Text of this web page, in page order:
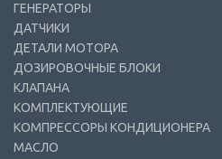
ГЕНЕРАТОРЫ
ДАТЧИКИ
ДЕТАЛИ МОТОРА
ДОЗИРОВОЧНЫЕ БЛОКИ
КЛАПАНА
КОМПЛЕКТУЮЩИЕ
КОМПРЕССОРЫ КОНДИЦИОНЕРА
МАСЛО